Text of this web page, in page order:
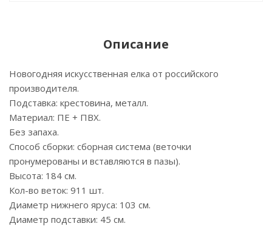
Описание
Новогодняя искусственная елка от российского
производителя.
Подставка: крестовина, металл.
Материал: ПЕ + ПВХ.
Без запаха.
Способ сборки: сборная система (веточки
пронумерованы и вставляются в пазы).
Высота: 184 см.
Кол-во веток: 911 шт.
Диаметр нижнего яруса: 103 см.
Диаметр подставки: 45 см.